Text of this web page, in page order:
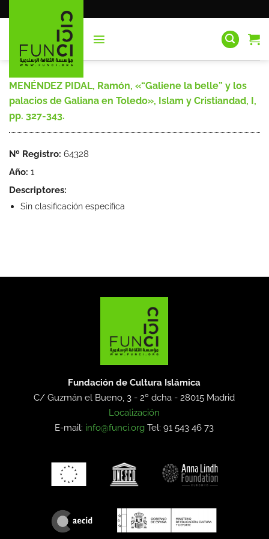
al
MENÉNDEZ PIDAL, Ramón, «“Galiene la belle” y los
palacios de Galiana en Toledo», Islam y Cristiandad, I,
pp. 327-343.
Nº Registro: 64328
Año: 1
Descriptores:
Sin clasificación específica
Fundación de Cultura Islámica
C/ Guzmán el Bueno, 3 - 2º dcha -28015 Madrid
Localización
E-mail: info@funci.org Tel: 91 543 46 73